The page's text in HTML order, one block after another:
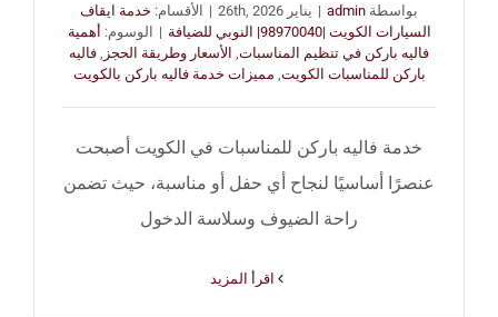
بواسطة admin
| يناير 26th, 2026 | الأقسام: خدمة ايقاف
السيارات الكويت |98970040| النوبي للضيافة
| الوسوم: أهمية
فاليه باركن في تنظيم المناسبات الأسعار وطريقة الحجز
فاليه
باركن للمناسبات الكويت مميزات خدمة فاليه باركن بالكويت
خدمة فاليه باركن للمناسبات في الكويت أصبحت
عنصرًا أساسيًا لنجاح أي حفل أو مناسبة، حيث تضمن
راحة الضيوف وسلاسة الدخول